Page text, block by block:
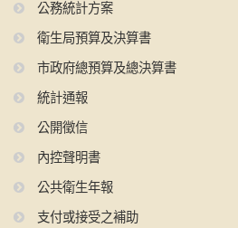
公務統計方案
衛生局預算及決算書
市政府總預算及總決算書
統計通報
公開徵信
內控聲明書
公共衛生年報
支付或接受之補助